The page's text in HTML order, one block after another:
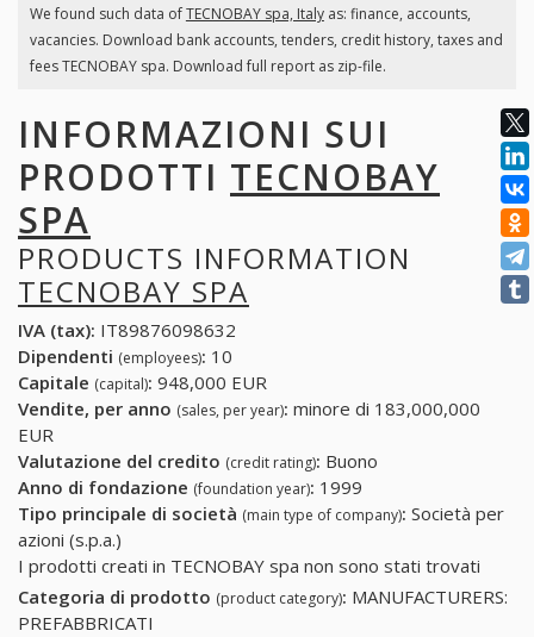
We found such data ofTECNOBAY spa, Italyas: finance, accounts,
vacancies. Download bank accounts, tenders, credit history, taxes and
fees TECNOBAY spa. Download full report as zip-file.
INFORMAZIONI SUI
PRODOTTI TECNOBAY
SPA
PRODUCTS INFORMATION
TECNOBAY SPA
IVA (tax): IT89876098632
Dipendenti (employees): 10
Capitale (capital): 948,000 EUR
Vendite, per anno (sales, per year): minore di 183,000,000
EUR
Valutazione del credito (credit rating): Buono
Anno di fondazione (foundation year): 1999
Tipo principale di società (main type of company): Società per
azioni (s.p.a.)
I prodotti creati in TECNOBAY spa non sono stati trovati
Categoria di prodotto (product category): MANUFACTURERS:
PREFABBRICATI